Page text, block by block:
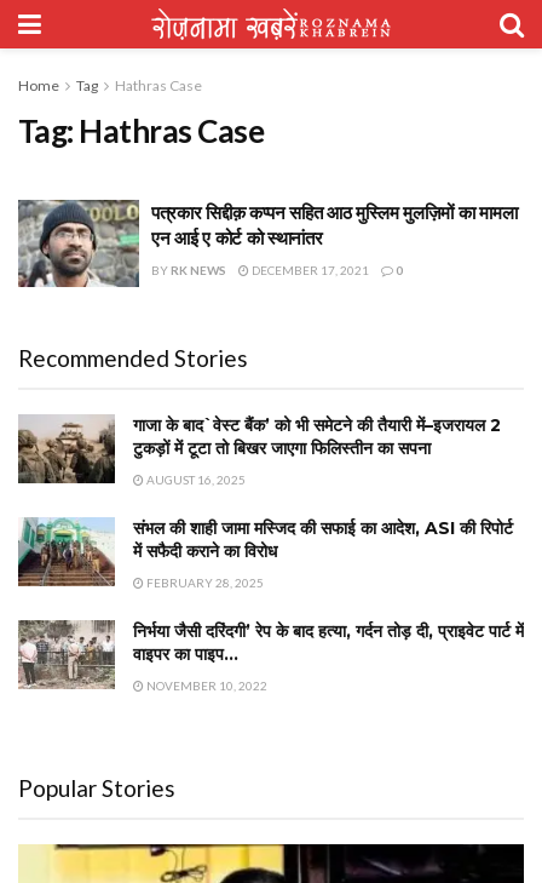
Home Tag Hathras Case
Tag: Hathras Case
पत्रकार सिद्दीक़ कप्पन सहित आठ मुस्लिम मुलज़िमों का मामला
एन आई ए कोर्ट को स्थानांतर
BY RK NEWS DECEMBER 17, 2021 0
Recommended Stories
गाजा के बाद`वेस्ट बैंक’ को भी समेटने की तैयारी में–इजरायल 2
टुकड़ों में टूटा तो बिखर जाएगा फिलिस्तीन का सपना
AUGUST 16, 2025
संभल की शाही जामा मस्जिद की सफाई का आदेश, ASI की रिपोर्ट
में सफैदी कराने का विरोध
FEBRUARY 28, 2025
निर्भया जैसी दरिंदगी’ रेप के बाद हत्या, गर्दन तोड़ दी, प्राइवेट पार्ट में
वाइपर का पाइप…
NOVEMBER 10, 2022
Popular Stories